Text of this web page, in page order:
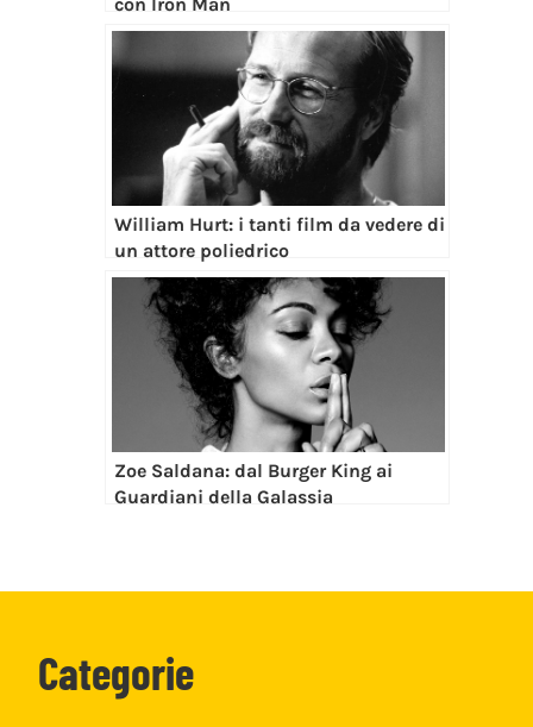
William Hurt: i tanti film da vedere di
un attore poliedrico
Zoe Saldana: dal Burger King ai
Guardiani della Galassia
Categorie